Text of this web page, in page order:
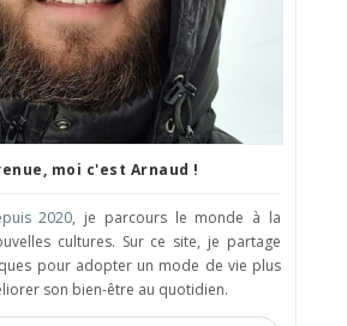
moi c'est Arnaud !
2020, je parcours le monde à la
cultures. Sur ce site, je partage
pour adopter un mode de vie plus
son bien-être au quotidien.